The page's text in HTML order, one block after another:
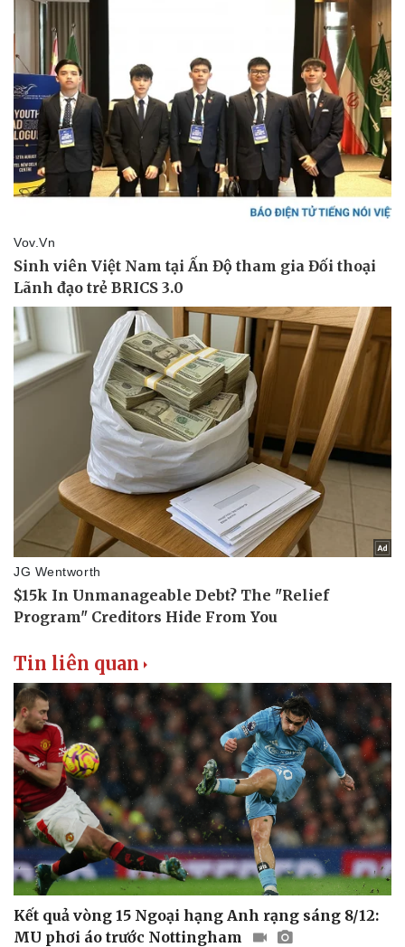
Pháp luật
Vụ án
Tin nóng
Tư vấn luật
Quân sự - Quốc phòng
Vũ khí
Việt Nam
Phân tích
Tin liên quan
Kết quả vòng 15 Ngoại hạng Anh rạng sáng 8/12:
MU phơi áo trước Nottingham